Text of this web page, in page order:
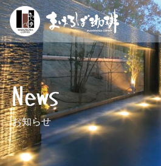
News
お知らせ